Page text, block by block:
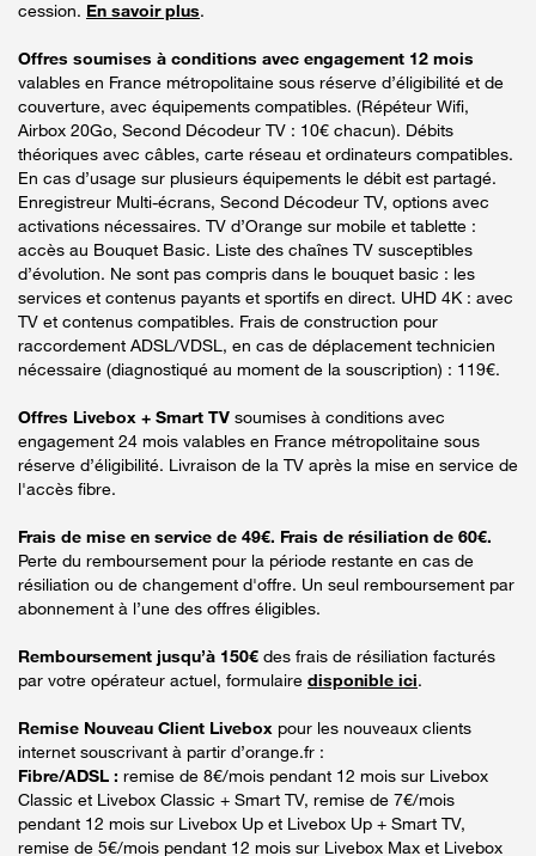
cession. En savoir plus.
Offres soumises à conditions avec engagement 12 mois
valables en France métropolitaine sous réserve d’éligibilité et de
couverture, avec équipements compatibles. (Répéteur Wifi,
Airbox 20Go, Second Décodeur TV : 10€ chacun). Débits
théoriques avec câbles, carte réseau et ordinateurs compatibles.
En cas d’usage sur plusieurs équipements le débit est partagé.
Enregistreur Multi-écrans, Second Décodeur TV, options avec
activations nécessaires. TV d’Orange sur mobile et tablette :
accès au Bouquet Basic. Liste des chaînes TV susceptibles
d’évolution. Ne sont pas compris dans le bouquet basic : les
services et contenus payants et sportifs en direct. UHD 4K : avec
TV et contenus compatibles. Frais de construction pour
raccordement ADSL/VDSL, en cas de déplacement technicien
nécessaire (diagnostiqué au moment de la souscription) : 119€.
Offres Livebox + Smart TV soumises à conditions avec
engagement 24 mois valables en France métropolitaine sous
réserve d’éligibilité. Livraison de la TV après la mise en service de
l'accès fibre.
Frais de mise en service de 49€. Frais de résiliation de 60€.
Perte du remboursement pour la période restante en cas de
résiliation ou de changement d'offre. Un seul remboursement par
abonnement à l’une des offres éligibles.
Remboursement jusqu’à 150€ des frais de résiliation facturés
par votre opérateur actuel, formulaire disponible ici.
Remise Nouveau Client Livebox pour les nouveaux clients
internet souscrivant à partir d’orange.fr :
Fibre/ADSL : remise de 8€/mois pendant 12 mois sur Livebox
Classic et Livebox Classic + Smart TV, remise de 7€/mois
pendant 12 mois sur Livebox Up et Livebox Up + Smart TV,
remise de 5€/mois pendant 12 mois sur Livebox Max et Livebox